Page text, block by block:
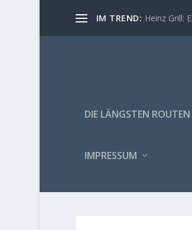
IM TREND: Heinz Grill:
DIE LÄNGSTEN ROUTEN
IMPRESSUM